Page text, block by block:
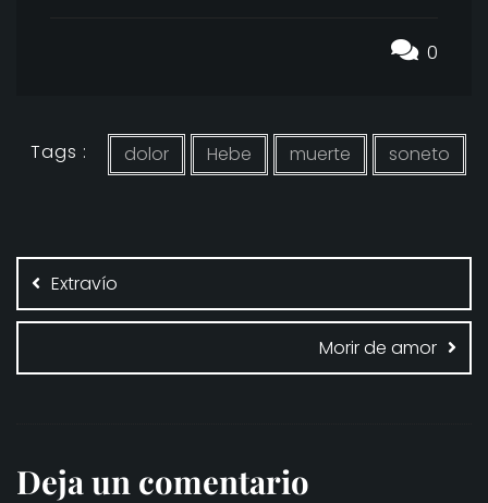
0
Tags : dolor Hebe muerte soneto
Navegación
de
entradas
Extravío
Morir de amor
Deja un comentario